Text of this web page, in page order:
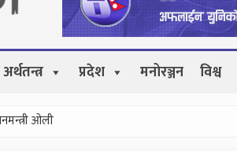
अर्थतन्त्र प्रदेश मनोरञ्जन विश्व
ओली